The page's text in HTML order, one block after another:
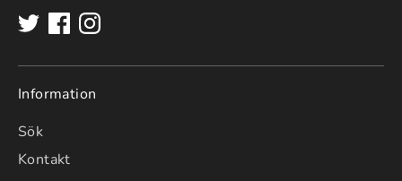
Information
Sök
Kontakt